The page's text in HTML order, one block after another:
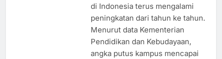
di Indonesia terus mengalami
peningkatan dari tahun ke tahun.
Menurut data Kementerian
Pendidikan dan Kebudayaan,
angka putus kampus mencapai